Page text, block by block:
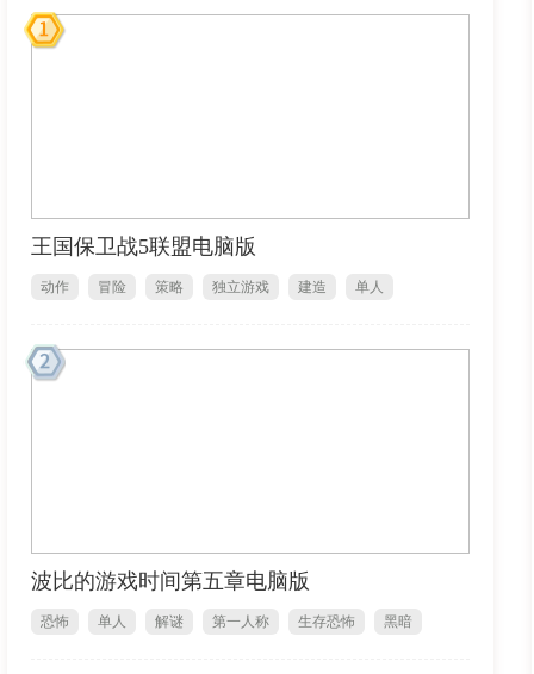
王国保卫战5联盟电脑版
动作 冒险 策略 独立游戏 建造 单人
波比的游戏时间第五章电脑版
恐怖 单人 解谜 第一人称 生存恐怖 黑暗